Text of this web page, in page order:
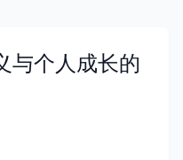
与个人成长的